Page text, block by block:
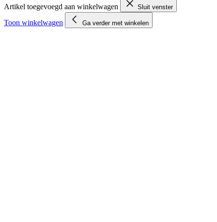
Artikel toegevoegd aan winkelwagen Sluit venster
Toon winkelwagen Ga verder met winkelen